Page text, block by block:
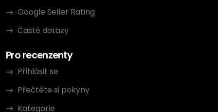
Google Seller Rating
Časté dotazy
Pro recenzenty
Přihlásit se
Přečtěte si pokyny
Kategorie